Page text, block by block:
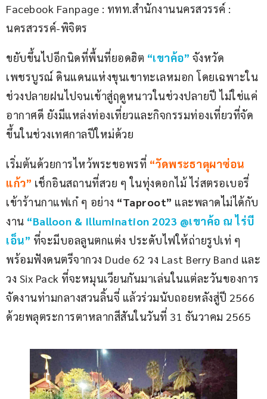
Facebook Fanpage : ททท.สำนักงานนครสวรรค์ :
นครสวรรค์-พิจิตร
ขยับขึ้นไปอีกนิดที่พื้นที่ยอดฮิต “เขาค้อ” จังหวัด
เพชรบูรณ์ ดินแดนแห่งขุนเขาทะเลหมอก โดยเฉพาะใน
ช่วงปลายฝนไปจนเข้าสู่ฤดูหนาวในช่วงปลายปี ไม่ใช่แค่
อากาศดี ยังมีแหล่งท่องเที่ยวและกิจกรรมท่องเที่ยวที่จัด
ขึ้นในช่วงเทศกาลปีใหม่ด้วย
เริ่มต้นด้วยการไหว้พระขอพรที่ “วัดพระธาตุผาซ่อน
แก้ว” เช็กอินสถานที่สวย ๆ ในทุ่งดอกไม้ ไร่สตรอเบอรี่
เข้าร้านกาแฟเก๋ ๆ อย่าง “Taproot” และพลาดไม่ได้กับ
งาน “Balloon & Illumination 2023 @เขาค้อ ณ ไร่บี
เอ็น” ที่จะมีบอลลูนตกแต่ง ประดับไฟให้ถ่ายรูปเท่ ๆ
พร้อมฟังดนตรีจากวง Dude 62 วง Last Berry Band และ
วง Six Pack ที่จะหมุนเวียนกันมาเล่นในแต่ละวันของการ
จัดงานท่ามกลางสวนลิ้นจี่ แล้วร่วมนับถอยหลังสู่ปี 2566
ด้วยพลุตระการตาหลากสีสันในวันที่ 31 ธันวาคม 2565